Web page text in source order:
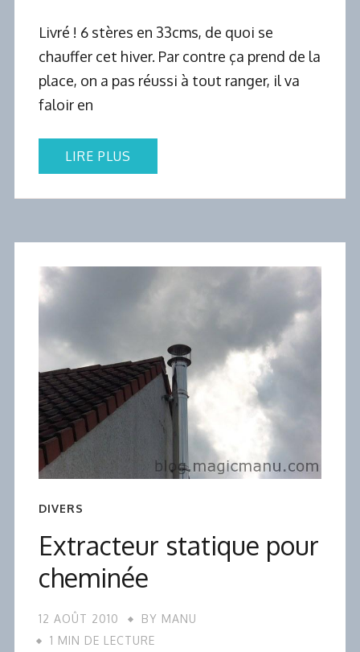
Livré ! 6 stères en 33cms, de quoi se
chauffer cet hiver. Par contre ça prend de la
place, on a pas réussi à tout ranger, il va
faloir en
LIRE PLUS
DIVERS
Extracteur statique pour
cheminée
12 AOÛT 2010 BY MANU
1 MIN DE LECTURE